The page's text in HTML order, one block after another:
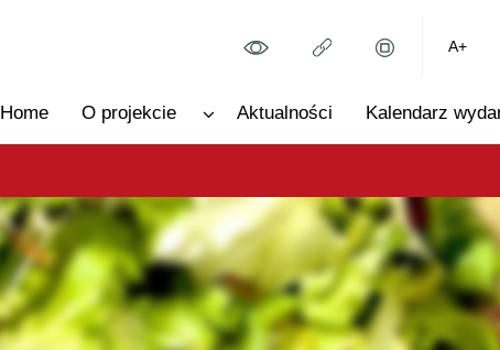
A+
Home O projekcie Aktualności Kalendarz